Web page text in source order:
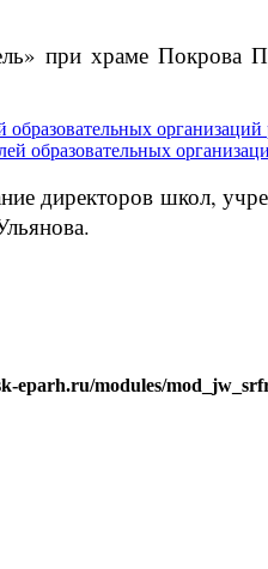
при храме Покрова
организаций
директоров школ,
eparh.ru/modules/